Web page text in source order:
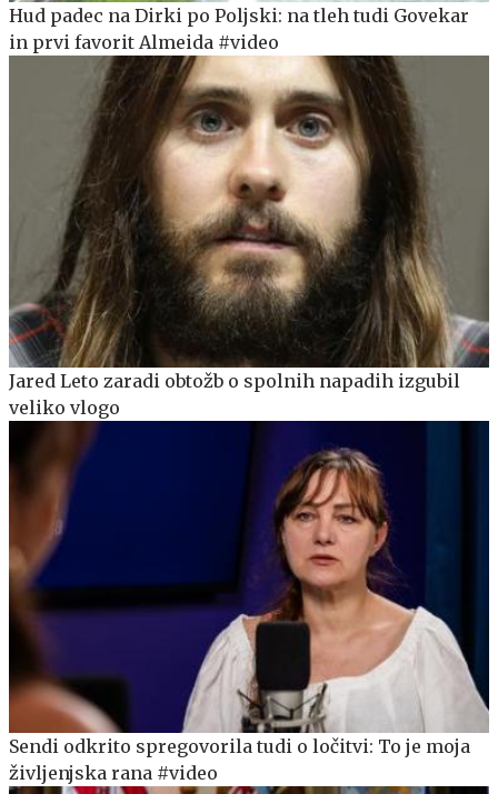
Hud padec na Dirki po Poljski: na tleh tudi Govekar
in prvi favorit Almeida #video
Jared Leto zaradi obtožb o spolnih napadih izgubil
veliko vlogo
Sendi odkrito spregovorila tudi o ločitvi: To je moja
življenjska rana #video